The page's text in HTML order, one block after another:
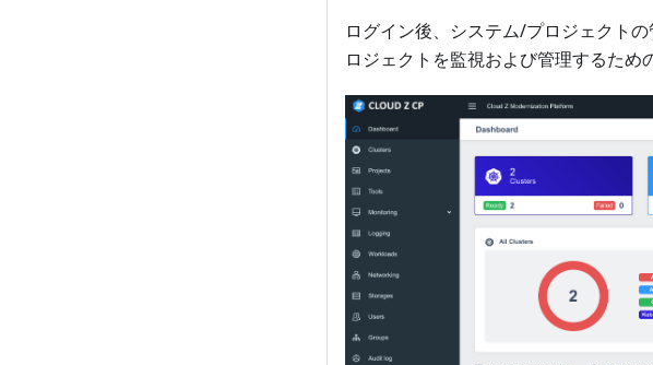
ログイン後、システム/プロジェクト
ロジェクトを監視および管理するため